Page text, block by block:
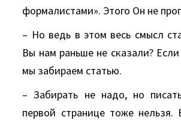
формалистами». Этого Он не
– Но ведь в этом весь смысл
Вы нам раньше не сказали? Если
мы забираем статью.
– Забирать не надо, но
первой странице тоже